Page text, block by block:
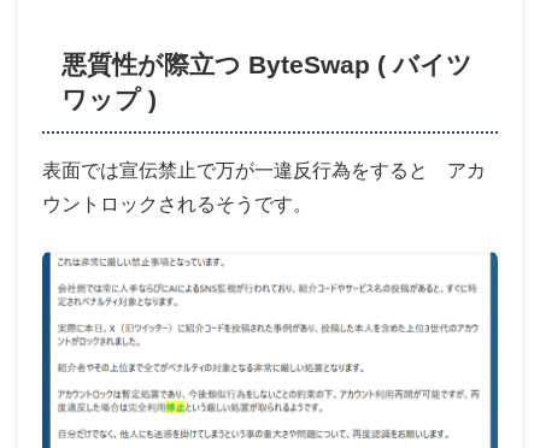
悪質性が際立つ ByteSwap ( バイツ
ワップ )
表面では宣伝禁止で万が一違反行為をすると アカ
ウントロックされるそうです。